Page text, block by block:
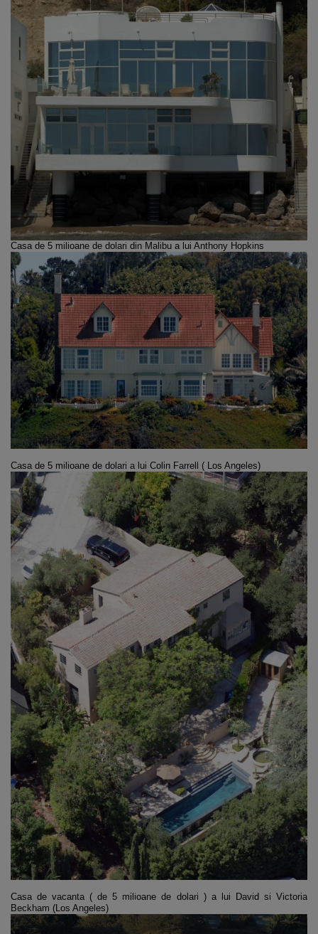
Casa de 5 milioane de dolari din Malibu a lui Anthony Hopkins
Casa de 5 milioane de dolari a lui Colin Farrell ( Los Angeles)
Casa de vacanta ( de 5 milioane de dolari ) a lui
David si Victoria
Beckham (Los Angeles)